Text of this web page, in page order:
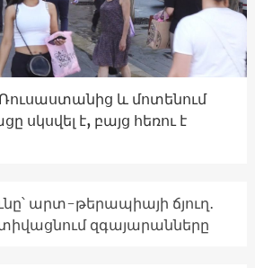
և մոտենում
սկսվել է, բայց հեռու է
արտ-թերապիայի ճյուղ․
զգայարանները